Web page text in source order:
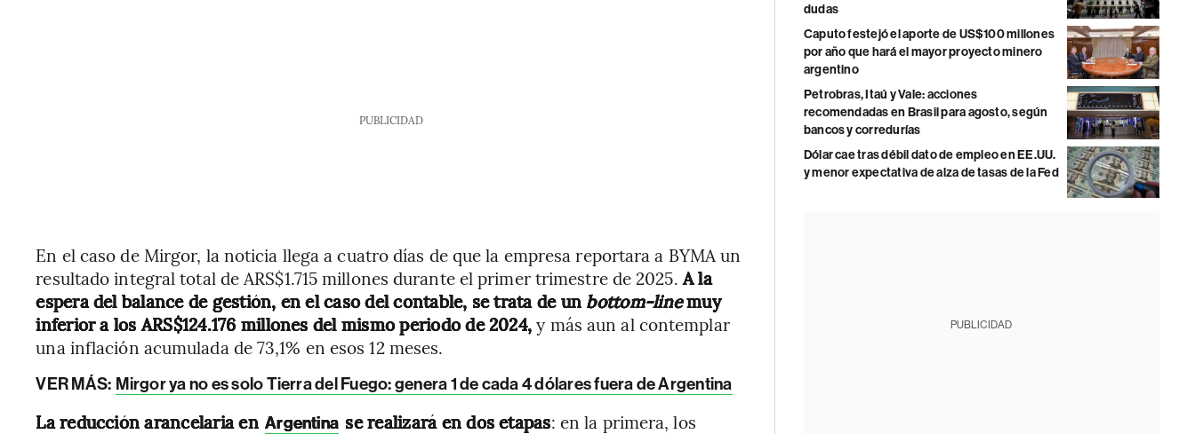
PUBLICIDAD
En el caso de Mirgor, la noticia llega a cuatro días de que la empresa reportara a BYMA un
resultado integral total de ARS$1.715 millones durante el primer trimestre de 2025.A la
espera del balance de gestión, en el caso del contable, se trata de un bottom-linemuy
inferior a los ARS$124.176 millones del mismo periodo de 2024,y más aun al contemplar
una inflación acumulada de 73,1% en esos 12 meses.
VER MÁS: Mirgor ya no es solo Tierra del Fuego: genera 1 de cada 4 dólares fuera de Argentina
La reducción arancelaria en Argentina se realizará en dos etapas: en la primera, los
dudas
Caputo festejó el aporte de US$100 millones
por año que hará el mayor proyecto minero
argentino
Petrobras, Itaú y Vale: acciones
recomendadas en Brasil para agosto, según
bancos y corredurías
Dólar cae tras débil dato de empleo en EE.UU.
y menor expectativa de alza de tasas de la Fed
PUBLICIDAD